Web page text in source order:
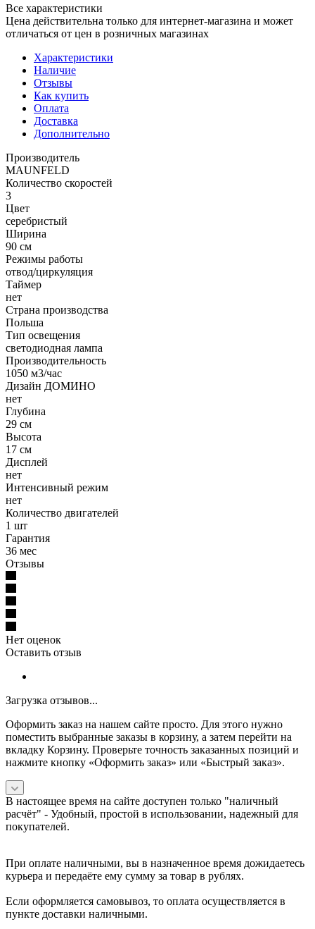
Все характеристики
Цена действительна только для интернет-магазина и может
отличаться от цен в розничных магазинах
Характеристики
Наличие
Отзывы
Как купить
Оплата
Доставка
Дополнительно
Производитель
MAUNFELD
Количество скоростей
3
Цвет
серебристый
Ширина
90 см
Режимы работы
отвод/циркуляция
Таймер
нет
Страна производства
Польша
Тип освещения
светодиодная лампа
Производительность
1050 м3/час
Дизайн ДОМИНО
нет
Глубина
29 см
Высота
17 см
Дисплей
нет
Интенсивный режим
нет
Количество двигателей
1 шт
Гарантия
36 мес
Отзывы
Нет оценок
Оставить отзыв
Загрузка отзывов...
Оформить заказ на нашем сайте просто. Для этого нужно
поместить выбранные заказы в корзину, а затем перейти на
вкладку Корзину. Проверьте точность заказанных позиций и
нажмите кнопку «Оформить заказ» или «Быстрый заказ».
В настоящее время на сайте доступен только "наличный
расчёт" - Удобный, простой в использовании, надежный для
покупателей.
При оплате наличными, вы в назначенное время дожидаетесь
курьера и передаёте ему сумму за товар в рублях.
Если оформляется самовывоз, то оплата осуществляется в
пункте доставки наличными.